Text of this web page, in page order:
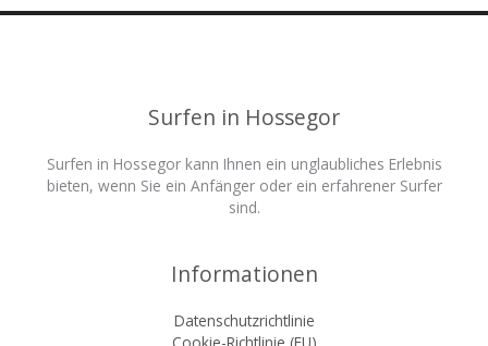
Surfen in Hossegor
Surfen in Hossegor kann Ihnen ein unglaubliches Erlebnis
bieten, wenn Sie ein Anfänger oder ein erfahrener Surfer
sind.
Informationen
Datenschutzrichtlinie